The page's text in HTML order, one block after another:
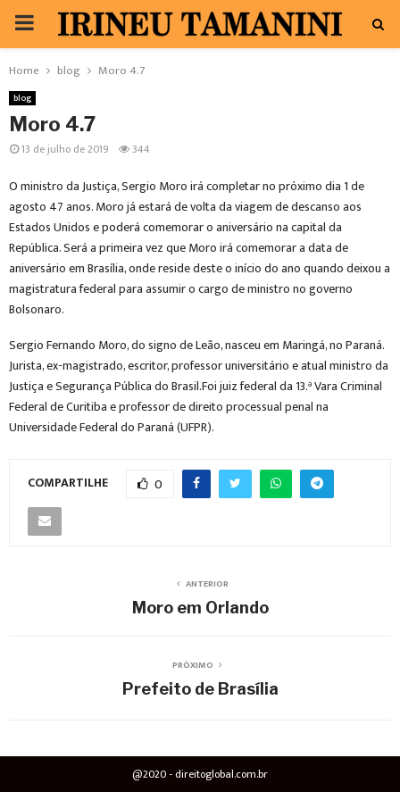
PRIMARY
MENU
Home blog Moro 4.7
blog
Moro 4.7
13 de julho de 2019 344
O ministro da Justiça, Sergio Moro irá completar no próximo dia 1 de
agosto 47 anos. Moro já estará de volta da viagem de descanso aos
Estados Unidos e poderá comemorar o aniversário na capital da
República. Será a primeira vez que Moro irá comemorar a data de
aniversário em Brasília, onde reside deste o início do ano quando deixou a
magistratura federal para assumir o cargo de ministro no governo
Bolsonaro.
Sergio Fernando Moro, do signo de Leão, nasceu em Maringá, no Paraná.
Jurista, ex-magistrado, escritor, professor universitário e atual ministro da
Justiça e Segurança Pública do Brasil.Foi juiz federal da 13.ª Vara Criminal
Federal de Curitiba e professor de direito processual penal na
Universidade Federal do Paraná (UFPR).
COMPARTILHE 0
ANTERIOR
Moro em Orlando
PRÓXIMO
Prefeito de Brasília
@2020 - direitoglobal.com.br